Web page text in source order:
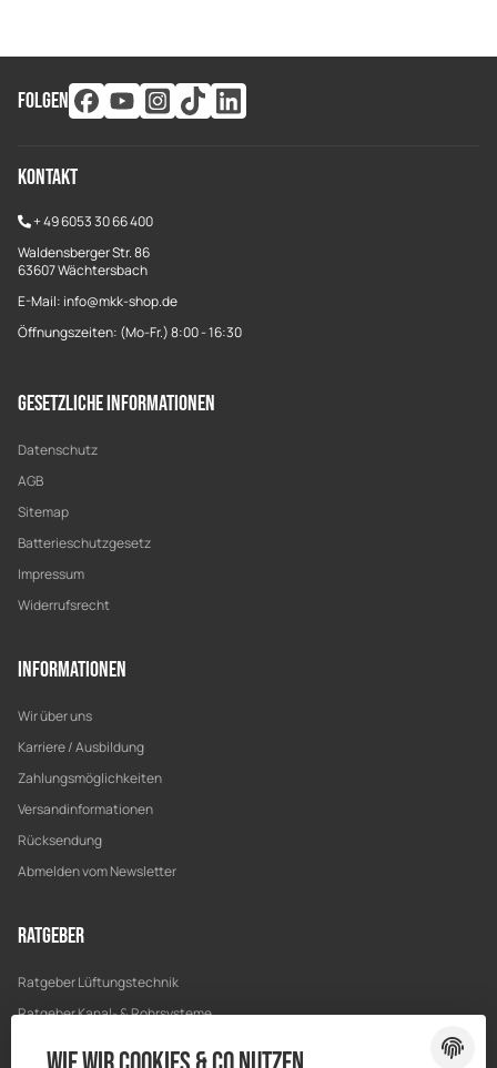
FOLGEN
Kontakt
+49 6053 30 66 400
Waldensberger Str. 86
63607 Wächtersbach
E-Mail: info@mkk-shop.de
Öffnungszeiten: (Mo-Fr.) 8:00 - 16:30
Gesetzliche Informationen
Datenschutz
AGB
Sitemap
Batterieschutzgesetz
Impressum
Widerrufsrecht
Informationen
Wir über uns
Karriere / Ausbildung
Zahlungsmöglichkeiten
Versandinformationen
Rücksendung
Abmelden vom Newsletter
Ratgeber
Ratgeber Lüftungstechnik
Ratgeber Kanal- & Rohrsysteme